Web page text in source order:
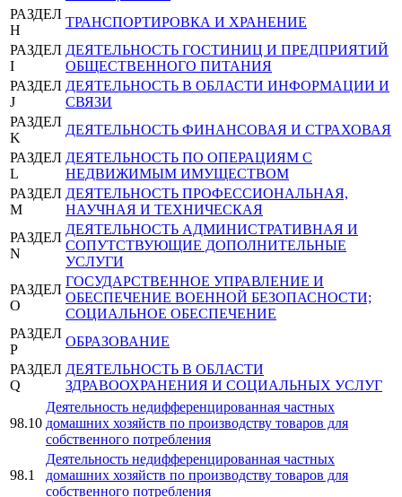
РАЗДЕЛ
H
ТРАНСПОРТИРОВКА И ХРАНЕНИЕ
РАЗДЕЛ
I
ДЕЯТЕЛЬНОСТЬ ГОСТИНИЦ И ПРЕДПРИЯТИЙ
ОБЩЕСТВЕННОГО ПИТАНИЯ
РАЗДЕЛ
J
ДЕЯТЕЛЬНОСТЬ В ОБЛАСТИ ИНФОРМАЦИИ И
СВЯЗИ
РАЗДЕЛ
K
ДЕЯТЕЛЬНОСТЬ ФИНАНСОВАЯ И СТРАХОВАЯ
РАЗДЕЛ
L
ДЕЯТЕЛЬНОСТЬ ПО ОПЕРАЦИЯМ С
НЕДВИЖИМЫМ ИМУЩЕСТВОМ
РАЗДЕЛ
M
ДЕЯТЕЛЬНОСТЬ ПРОФЕССИОНАЛЬНАЯ,
НАУЧНАЯ И ТЕХНИЧЕСКАЯ
РАЗДЕЛ
N
ДЕЯТЕЛЬНОСТЬ АДМИНИСТРАТИВНАЯ И
СОПУТСТВУЮЩИЕ ДОПОЛНИТЕЛЬНЫЕ
УСЛУГИ
РАЗДЕЛ
O
ГОСУДАРСТВЕННОЕ УПРАВЛЕНИЕ И
ОБЕСПЕЧЕНИЕ ВОЕННОЙ БЕЗОПАСНОСТИ;
СОЦИАЛЬНОЕ ОБЕСПЕЧЕНИЕ
РАЗДЕЛ
P
ОБРАЗОВАНИЕ
РАЗДЕЛ
Q
ДЕЯТЕЛЬНОСТЬ В ОБЛАСТИ
ЗДРАВООХРАНЕНИЯ И СОЦИАЛЬНЫХ УСЛУГ
98.10
Деятельность недифференцированная частных
домашних хозяйств по производству товаров для
собственного потребления
98.1
Деятельность недифференцированная частных
домашних хозяйств по производству товаров для
собственного потребления